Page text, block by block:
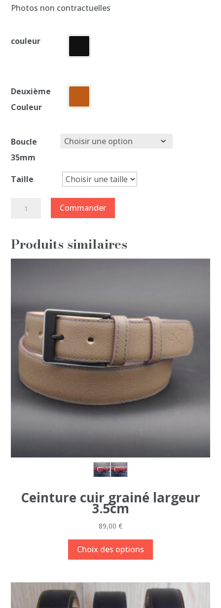
Photos non contractuelles
couleur
Deuxième
Couleur
Boucle
35mm
Taille
quantité
Réversible
largeur
Commander
Produits similaires
Ceinture cuir grainé largeur
3.5cm
89,00 €
Choix des options
Ce
variations.